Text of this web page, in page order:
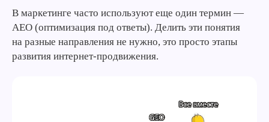
В маркетинге часто используют еще один термин —
AEO (оптимизация под ответы). Делить эти понятия
на разные направления не нужно, это просто этапы
развития интернет-продвижения.